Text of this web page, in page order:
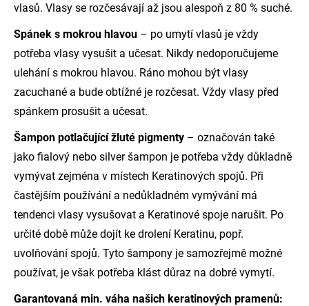
vlasů. Vlasy se rozčesávají až jsou alespoň z 80 % suché.
Spánek s mokrou hlavou – po umytí vlasů je vždy
potřeba vlasy vysušit a učesat. Nikdy nedoporučujeme
ulehání s mokrou hlavou. Ráno mohou být vlasy
zacuchané a bude obtížné je rozčesat. Vždy vlasy před
spánkem prosušit a učesat.
Šampon potlačující žluté pigmenty – označován také
jako fialový nebo silver šampon je potřeba vždy důkladně
vymývat zejména v místech Keratinových spojů. Při
častějším používání a nedůkladném vymývání má
tendenci vlasy vysušovat a Keratinové spoje narušit. Po
určité době může dojít ke drolení Keratinu, popř.
uvolňování spojů. Tyto šampony je samozřejmě možné
používat, je však potřeba klást důraz na dobré vymytí.
Garantovaná min. váha našich keratinových pramenů: